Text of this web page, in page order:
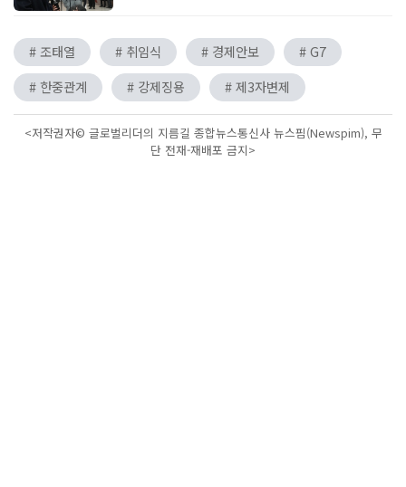
# 조태열 # 취임식 # 경제안보
# G7
# 한중관계
# 강제징용 # 제3자변제
<저작권자© 글로벌리더의 지름길 종합뉴스통신사 뉴스핌(Newspim), 무
단 전재-재배포 금지>